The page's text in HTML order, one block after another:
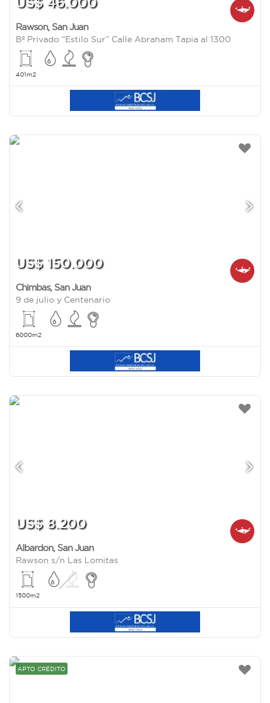
Rawson, San Juan
Bº Privado “Estilo Sur” Calle Abraham Tapia al 1300
401m2
US$ 150.000
Chimbas, San Juan
9 de julio y Centenario
6000m2
US$ 8.200
Albardon, San Juan
Rawson s/n Las Lomitas
1500m2
APTO CRÉDITO